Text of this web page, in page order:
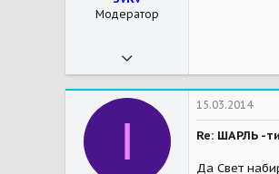
Модератор
19 099
2 044
113
Пушкино
I
15.03.2014
Re: ШАРЛЬ -
Да Свет